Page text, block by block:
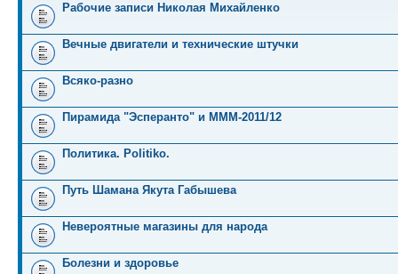
Рабочие записи Николая Михайленко
Вечные двигатели и технические штучки
Всяко-разно
Пирамида "Эсперанто" и MMM-2011/12
Политика. Politiko.
Путь Шамана Якута Габышева
Невероятные магазины для народа
Болезни и здоровье